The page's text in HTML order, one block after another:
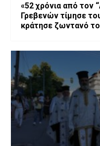
«52 χρόνια από τον
Γρεβενών τίμησε
κράτησε ζωντανό